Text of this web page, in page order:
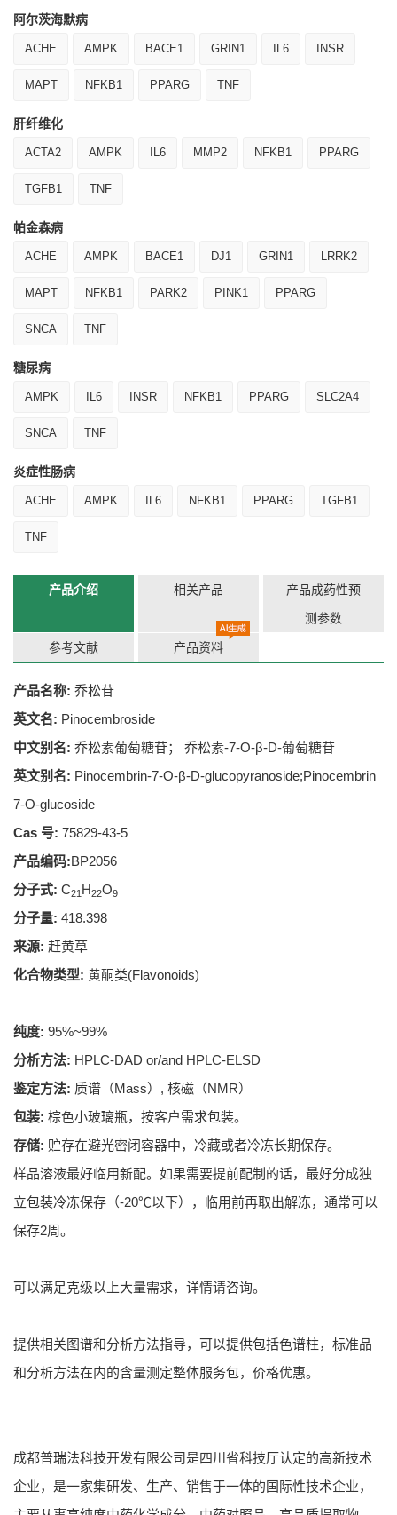
阿尔茨海默病
ACHE AMPK BACE1 GRIN1 IL6 INSR
MAPT NFKB1 PPARG TNF
肝纤维化
ACTA2 AMPK IL6 MMP2 NFKB1 PPARG
TGFB1 TNF
帕金森病
ACHE AMPK BACE1 DJ1 GRIN1 LRRK2
MAPT NFKB1 PARK2 PINK1 PPARG
SNCA TNF
糖尿病
AMPK IL6 INSR NFKB1 PPARG SLC2A4
SNCA TNF
炎症性肠病
ACHE AMPK IL6 NFKB1 PPARG TGFB1
TNF
产品介绍 相关产品
产品成药性预
测参数
参考文献 产品资料
产品名称: 乔松苷
英文名: Pinocembroside
中文别名: 乔松素葡萄糖苷； 乔松素-7-O-β-D-葡萄糖苷
英文别名: Pinocembrin-7-O-β-D-glucopyranoside;Pinocembrin
7-O-glucoside
Cas 号: 75829-43-5
产品编码:BP2056
分子式: C21 H22O9
分子量: 418.398
来源: 赶黄草
化合物类型: 黄酮类(Flavonoids)
纯度: 95%~99%
分析方法: HPLC-DAD or/and HPLC-ELSD
鉴定方法: 质谱（Mass）, 核磁（NMR）
包装: 棕色小玻璃瓶，按客户需求包装。
存储: 贮存在避光密闭容器中，冷藏或者冷冻长期保存。
样品溶液最好临用新配。如果需要提前配制的话，最好分成独
立包装冷冻保存（-20℃以下），临用前再取出解冻，通常可以
保存2周。
可以满足克级以上大量需求，详情请咨询。
提供相关图谱和分析方法指导，可以提供包括色谱柱，标准品
和分析方法在内的含量测定整体服务包，价格优惠。
成都普瑞法科技开发有限公司是四川省科技厅认定的高新技术
企业，是一家集研发、生产、销售于一体的国际性技术企业，